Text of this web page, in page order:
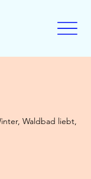
Waldbad liebt,